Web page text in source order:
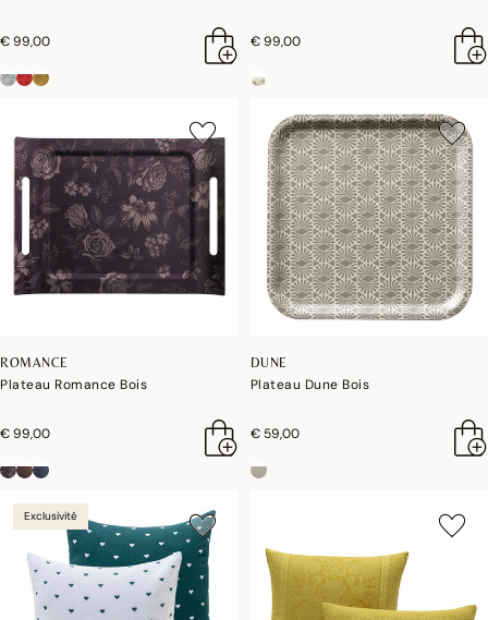
€ 99,00 € 99,00
ROMANCE
Plateau Romance Bois
€ 99,00
DUNE
Plateau Dune Bois
€ 59,00
Exclusivité